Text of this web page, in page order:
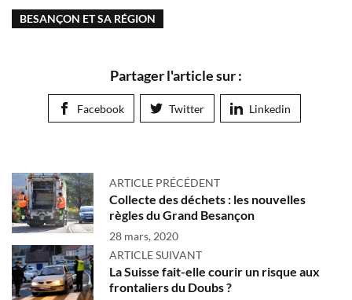
BESANÇON ET SA RÉGION
Partager l'article sur :
Facebook Twitter Linkedin
ARTICLE PRÉCÉDENT
Collecte des déchets : les nouvelles
règles du Grand Besançon
28 mars, 2020
ARTICLE SUIVANT
La Suisse fait-elle courir un risque aux
frontaliers du Doubs ?